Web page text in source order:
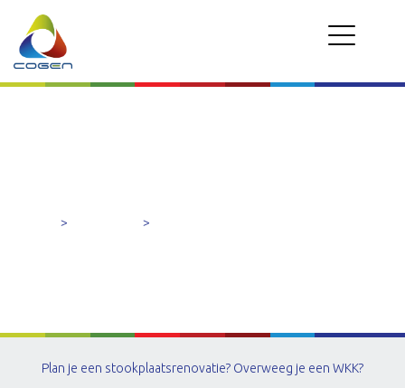
> >
Plan je een stookplaatsrenovatie? Overweeg je een WKK?